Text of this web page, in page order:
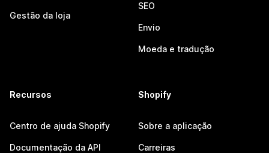
Gestão da loja
SEO
Envio
Moeda e tradução
Recursos
Centro de ajuda Shopify
Documentação da API
Shopify
Sobre a aplicação
Carreiras